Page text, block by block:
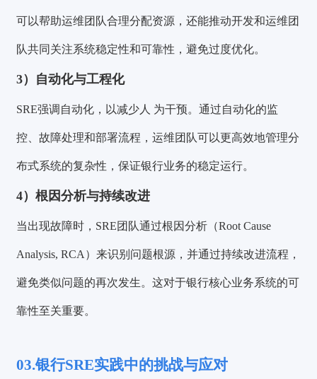
可以帮助运维团队合理分配资源，还能推动开发和运维团
队共同关注系统稳定性和可靠性，避免过度优化。
3）自动化与工程化
SRE强调自动化，以减少人 为干预。通过自动化的监
控、故障处理和部署流程，运维团队可以更高效地管理分
布式系统的复杂性，保证银行业务的稳定运行。
4）根因分析与持续改进
当出现故障时，SRE团队通过根因分析（Root Cause
Analysis, RCA）来识别问题根源，并通过持续改进流程，
避免类似问题的再次发生。这对于银行核心业务系统的可
靠性至关重要。
03.银行SRE实践中的挑战与应对